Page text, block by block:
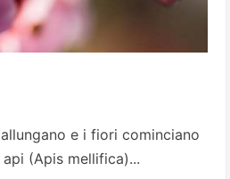
e i fiori cominciano
(Apis mellifica)...